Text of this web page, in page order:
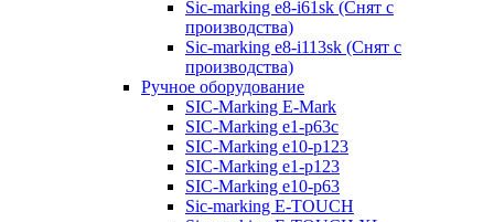
Sic-marking e8-i61sk (Снят с
производства)
Sic-marking e8-i113sk (Снят с
производства)
Ручное оборудование
SIC-Marking E-Mark
SIC-Marking e1-p63с
SIC-Marking e10-p123
SIC-Marking e1-p123
SIC-Marking e10-p63
Sic-marking E-TOUCH